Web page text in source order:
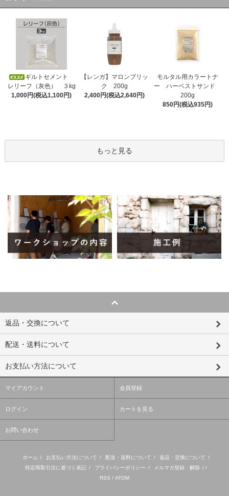
ギルトセメント
レリーフ（灰色） ３kg
1,000円(税込1,100円)
【レンガ】マロンブリッ
ク 200g
2,400円(税込2,640円)
モルタル用カラートナ
ー ハーベストサンド
200g
850円(税込935円)
もっと見る
返品・交換について
配送・送料について
お支払い方法について
マイアカウント 会員登録
ログイン カートを見る
お問い合わせ
ホーム / お支払い方法について / 配送・送料について / 返品・交換について /
特定商取引法に基づく表記 / プライバシーポリシー / メルマガ登録・解除 / /
RSS / ATOM